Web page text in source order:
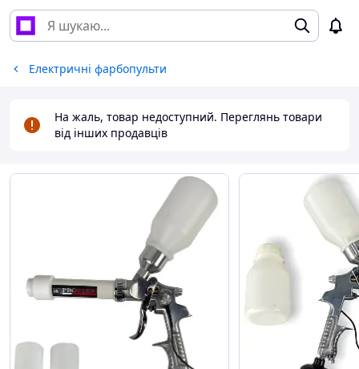
Електричні фарбопульти
На жаль, товар недоступний. Переглянь товари
від інших продавців